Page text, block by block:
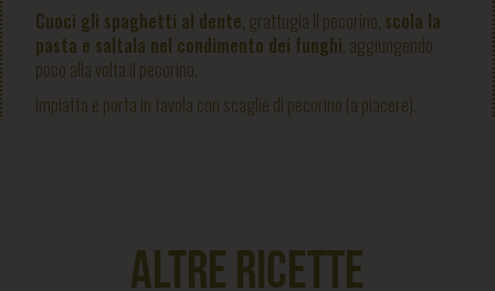
Cuoci gli spaghetti al dente, grattugia il pecorino, scola la
pasta e saltala nel condimento dei funghi, aggiungendo
poco alla volta il pecorino.
Impiatta e porta in tavola con scaglie di pecorino (a piacere).
ALTRE RICETTE